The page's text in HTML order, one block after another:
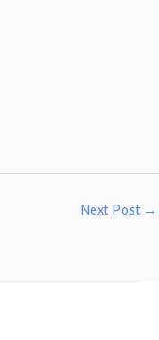
Next Post →